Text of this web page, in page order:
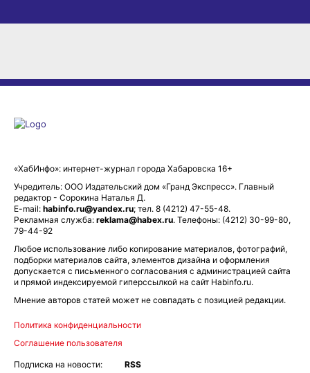
«ХабИнфо»: интернет-журнал города Хабаровска 16+
Учредитель: ООО Издательский дом «Гранд Экспресс». Главный
редактор - Сорокина Наталья Д.
E-mail: habinfo.ru@yandex.ru; тел. 8 (4212) 47-55-48.
Рекламная служба: reklama@habex.ru. Телефоны: (4212) 30-99-80,
79-44-92
Любое использование либо копирование материалов, фотографий,
подборки материалов сайта, элементов дизайна и оформления
допускается с письменного согласования с администрацией сайта
и прямой индексируемой гиперссылкой на сайт Habinfo.ru.
Мнение авторов статей может не совпадать с позицией редакции.
Политика конфиденциальности
Соглашение пользователя
Подписка на новости:
RSS